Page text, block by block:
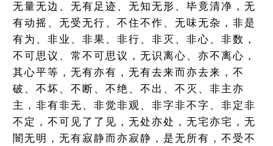
无量无边、无有足迹、无知无形、毕竟清净，无
有动摇、无受无行、不住不作、无味无杂，非是
有为、非业、非果、非行、非灭、非心、非数，
不可思议、常不可思议，无识离心、亦不离心，
其心平等，无有亦有，无有去来而亦去来，不
破、不坏、不断、不绝、不出、不灭、非主亦
主，非有非无、非觉非观、非字非不字、非定非
不定，不可见了了见，无处亦处，无宅亦宅，无
闇无明，无有寂静而亦寂静，是无所有，不受不